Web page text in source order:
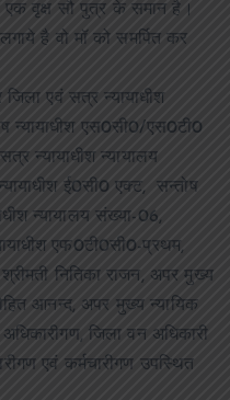
वृक्ष सौ पुत्र के समान है।
है वो मॉ को समर्पित कर
एवं सत्र न्यायाधीश
न्यायाधीश एस0सी0/एस0टी0
न्यायाधीश न्यायालय
ई0सी0 एक्ट, सन्तोष
न्यायालय संख्या-06,
एफ0टी0सी0-प्रथम,
नितिका राजन, अपर मुख्य
आनन्द, अपर मुख्य न्यायिक
जिला वन अधिकारी
एवं कर्मचारीगण उपस्थित